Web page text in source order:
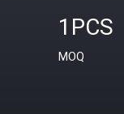
1PCS
MOQ